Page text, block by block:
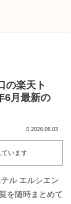
の楽天ト
6月最新の
2026.06.03
います
ル エルシエン
を随時まとめて